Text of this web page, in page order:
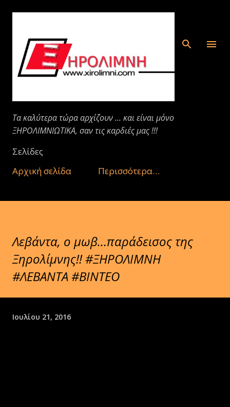
Μετάβαση στο κύριο περιεχόμενο
Τα καλύτερα τώρα αρχίζουν ... και είναι μόνο
ΞΗΡΟΛΙΜΝΙΩΤΙΚΑ, σαν τις καρδιές μας !!!
Σελίδες
Αρχική σελίδα
Περισσότερα…
Λεβάντα, ο μωβ…παράδεισος της
Ξηρολίμνης!! ‪#‎ΞΗΡΟΛΙΜΝΗ‬
‪#‎ΛΕΒΑΝΤΑ‬ ‪#‎ΒΙΝΤΕΟ‬
Ιουλίου 21, 2016